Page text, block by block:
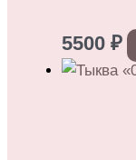
5500 ₽